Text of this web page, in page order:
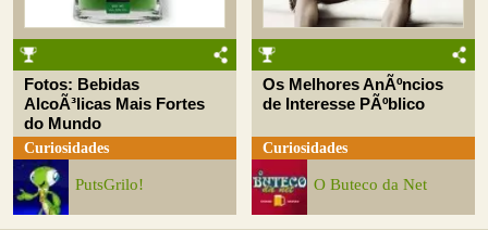
Fotos: Bebidas
AlcoÃ³licas Mais Fortes
do Mundo
Curiosidades
PutsGrilo!
Os Melhores AnÃºncios
de Interesse PÃºblico
Curiosidades
O Buteco da Net